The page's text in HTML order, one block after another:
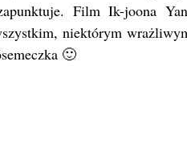
Film Ik-joona
niektórym
🙂